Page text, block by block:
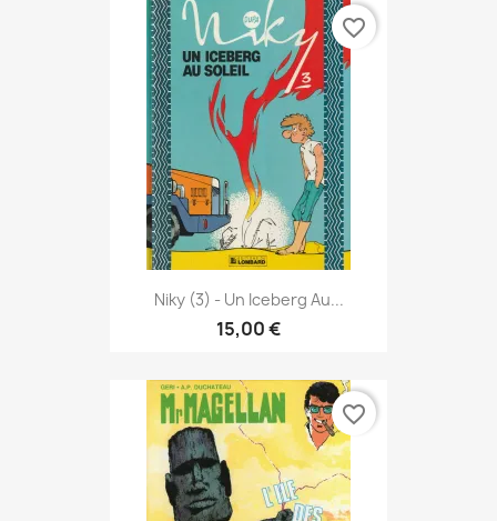
Niky (3) - Un Iceberg Au...
15,00 €
favorite_border
favorite_border